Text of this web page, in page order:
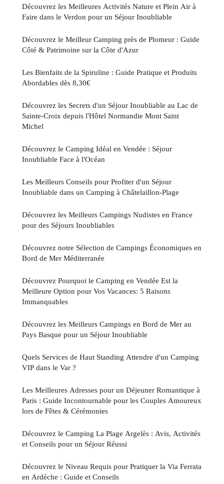
Découvrez les Meilleures Activités Nature et Plein Air à
Faire dans le Verdon pour un Séjour Inoubliable
Découvrez le Meilleur Camping près de Plomeur : Guide
Côté & Patrimoine sur la Côte d'Azur
Les Bienfaits de la Spiruline : Guide Pratique et Produits
Abordables dès 8,30€
Découvrez les Secrets d'un Séjour Inoubliable au Lac de
Sainte-Croix depuis l'Hôtel Normandie Mont Saint
Michel
Découvrez le Camping Idéal en Vendée : Séjour
Inoubliable Face à l'Océan
Les Meilleurs Conseils pour Profiter d'un Séjour
Inoubliable dans un Camping à Châtelaillon-Plage
Découvrez les Meilleurs Campings Nudistes en France
pour des Séjours Inoubliables
Découvrez notre Sélection de Campings Économiques en
Bord de Mer Méditerranée
Découvrez Pourquoi le Camping en Vendée Est la
Meilleure Option pour Vos Vacances: 5 Raisons
Immanquables
Découvrez les Meilleurs Campings en Bord de Mer au
Pays Basque pour un Séjour Inoubliable
Quels Services de Haut Standing Attendre d'un Camping
VIP dans le Var ?
Les Meilleures Adresses pour un Déjeuner Romantique à
Paris : Guide Incontournable pour les Couples Amoureux
lors de Fêtes & Cérémonies
Découvrez le Camping La Plage Argelès : Avis, Activités
et Conseils pour un Séjour Réussi
Découvrez le Niveau Requis pour Pratiquer la Via Ferrata
en Ardèche : Guide et Conseils